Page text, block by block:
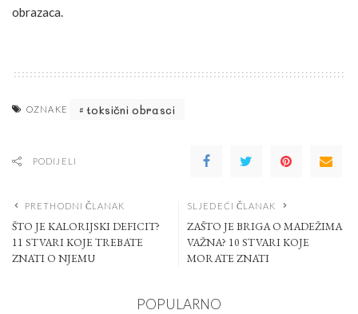
obrazaca.
OZNAKE toksični obrasci
PODIJELI
PRETHODNI ČLANAK
ŠTO JE KALORIJSKI DEFICIT?
11 STVARI KOJE TREBATE
ZNATI O NJEMU
SLJEDEĆI ČLANAK
ZAŠTO JE BRIGA O MADEŽIMA
VAŽNA? 10 STVARI KOJE
MORATE ZNATI
POPULARNO